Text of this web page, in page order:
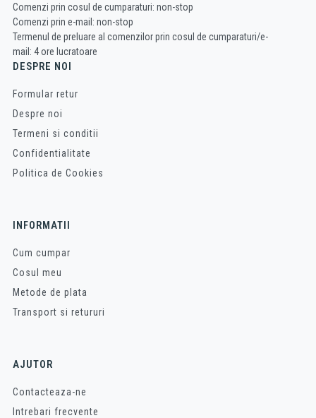
Comenzi prin cosul de cumparaturi: non-stop
Comenzi prin e-mail: non-stop
Termenul de preluare al comenzilor prin cosul de cumparaturi/e-
mail: 4 ore lucratoare
DESPRE NOI
Formular retur
Despre noi
Termeni si conditii
Confidentialitate
Politica de Cookies
INFORMATII
Cum cumpar
Cosul meu
Metode de plata
Transport si retururi
AJUTOR
Contacteaza-ne
Intrebari frecvente